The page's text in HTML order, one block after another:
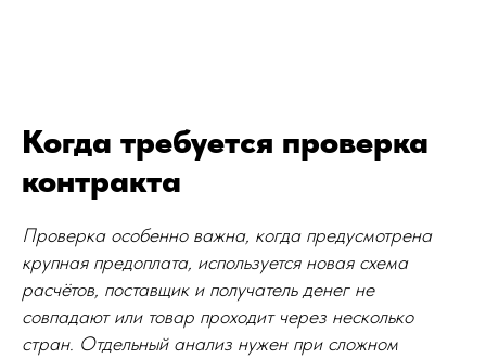
Когда требуется проверка
контракта
Проверка особенно важна, когда предусмотрена
крупная предоплата, используется новая схема
расчётов, поставщик и получатель денег не
совпадают или товар проходит через несколько
стран. Отдельный анализ нужен при сложном